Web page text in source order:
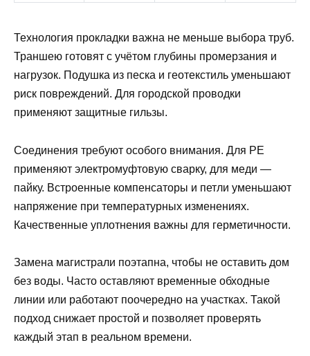
Технология прокладки важна не меньше выбора труб.
Траншею готовят с учётом глубины промерзания и
нагрузок. Подушка из песка и геотекстиль уменьшают
риск повреждений. Для городской проводки
применяют защитные гильзы.
Соединения требуют особого внимания. Для PE
применяют электромуфтовую сварку, для меди —
пайку. Встроенные компенсаторы и петли уменьшают
напряжение при температурных изменениях.
Качественные уплотнения важны для герметичности.
Замена магистрали поэтапна, чтобы не оставить дом
без воды. Часто оставляют временные обходные
линии или работают поочередно на участках. Такой
подход снижает простой и позволяет проверять
каждый этап в реальном времени.